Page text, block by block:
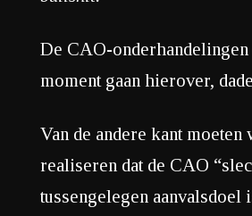
De CAO-
moment gaan hierover,
Van de andere kant moeten
realiseren dat de CAO
tussengelegen aanvalsdoel